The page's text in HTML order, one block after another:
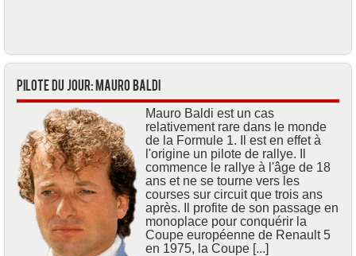
Pilote du jour: Mauro BALDI
Mauro Baldi est un cas
relativement rare dans le monde
de la Formule 1. Il est en effet à
l'origine un pilote de rallye. Il
commence le rallye à l'âge de 18
ans et ne se tourne vers les
courses sur circuit que trois ans
après. Il profite de son passage en
monoplace pour conquérir la
Coupe européenne de Renault 5
en 1975, la Coupe [...]